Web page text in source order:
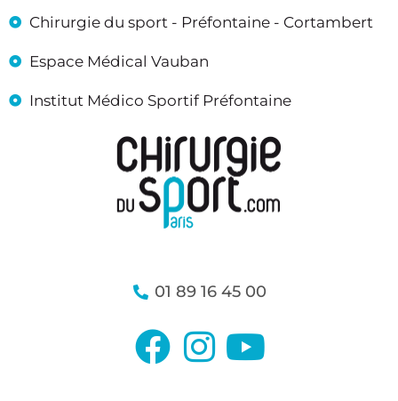
Chirurgie du sport - Préfontaine - Cortambert
Espace Médical Vauban
Institut Médico Sportif Préfontaine
01 89 16 45 00